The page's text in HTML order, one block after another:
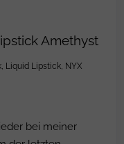
Amethyst
, Liquid Lipstick, NYX
bei meiner